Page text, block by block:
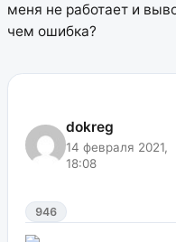
меня не работает и
чем ошибка?
dokreg
14 февраля 2021,
18:08
946